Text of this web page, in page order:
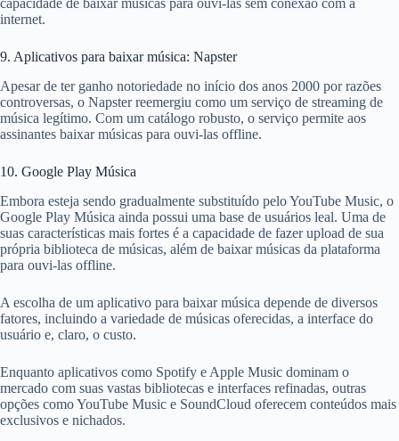
capacidade de baixar músicas para ouvi-las sem conexão com a
internet.
9. Aplicativos para baixar música: Napster
Apesar de ter ganho notoriedade no início dos anos 2000 por razões
controversas, o Napster reemergiu como um serviço de streaming de
música legítimo. Com um catálogo robusto, o serviço permite aos
assinantes baixar músicas para ouvi-las offline.
10. Google Play Música
Embora esteja sendo gradualmente substituído pelo YouTube Music, o
Google Play Música ainda possui uma base de usuários leal. Uma de
suas características mais fortes é a capacidade de fazer upload de sua
própria biblioteca de músicas, além de baixar músicas da plataforma
para ouvi-las offline.
A escolha de um aplicativo para baixar música depende de diversos
fatores, incluindo a variedade de músicas oferecidas, a interface do
usuário e, claro, o custo.
Enquanto aplicativos como Spotify e Apple Music dominam o
mercado com suas vastas bibliotecas e interfaces refinadas, outras
opções como YouTube Music e SoundCloud oferecem conteúdos mais
exclusivos e nichados.